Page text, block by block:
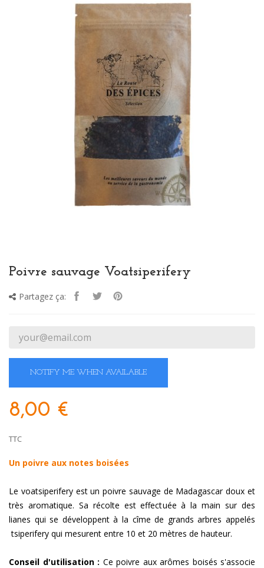
Poivre sauvage Voatsiperifery
Partagez ça:
NOTIFY ME WHEN AVAILABLE
8,00 €
TTC
Un poivre aux notes boisées
Le voatsiperifery est un poivre sauvage de Madagascar doux et
très aromatique. Sa récolte est effectuée à la main sur des
lianes qui se développent à la cîme de grands arbres appelés
tsiperifery qui mesurent entre 10 et 20 mètres de hauteur.
Conseil d'utilisation : Ce poivre aux arômes boisés s'associe